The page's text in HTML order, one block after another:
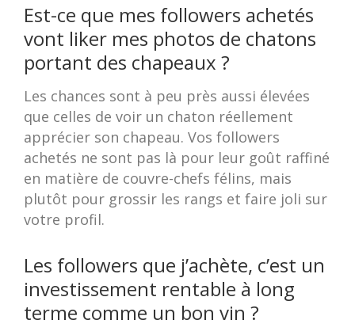
Est-ce que mes followers achetés
vont liker mes photos de chatons
portant des chapeaux ?
Les chances sont à peu près aussi élevées
que celles de voir un chaton réellement
apprécier son chapeau. Vos followers
achetés ne sont pas là pour leur goût raffiné
en matière de couvre-chefs félins, mais
plutôt pour grossir les rangs et faire joli sur
votre profil.
Les followers que j’achète, c’est un
investissement rentable à long
terme comme un bon vin ?